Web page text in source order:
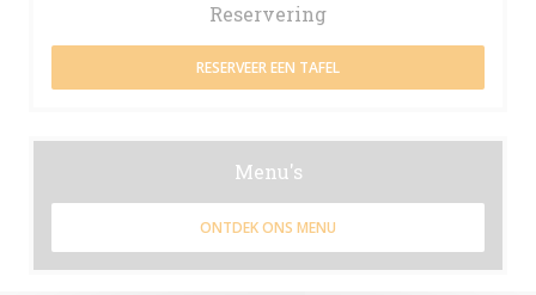
Reservering
RESERVEER EEN TAFEL
Menu's
ONTDEK ONS MENU